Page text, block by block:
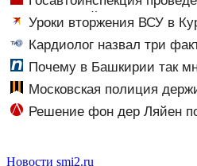
массовые рейды с 10 августа
Уроки вторжения ВСУ в
горькие события два года
российскую армию
Кардиолог назвал три
старение сердца
Почему в Башкирии так
корни и перепись населения
Московская полиция
нас — мнение
Решение фон дер Ляйен
ВС РФ вызвало гнев в Сети
Новости smi2.ru